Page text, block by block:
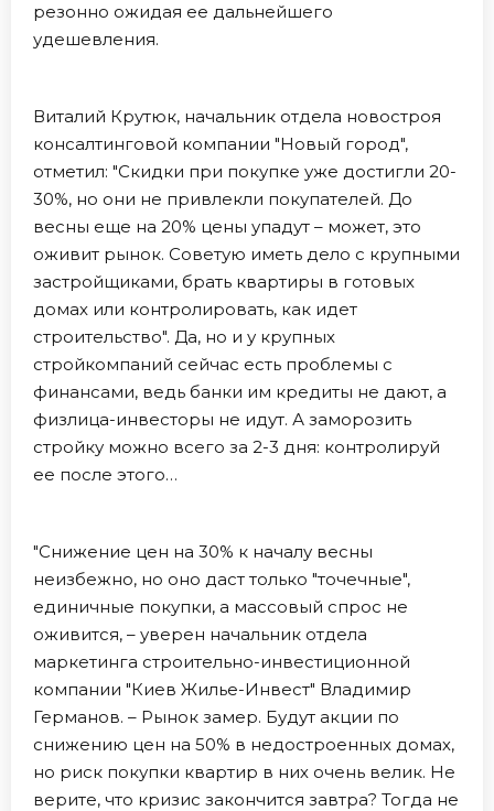
резонно ожидая ее дальнейшего
удешевления.
Виталий Крутюк, начальник отдела новостроя
консалтинговой компании "Новый город",
отметил: "Скидки при покупке уже достигли 20-
30%, но они не привлекли покупателей. До
весны еще на 20% цены упадут – может, это
оживит рынок. Советую иметь дело с крупными
застройщиками, брать квартиры в готовых
домах или контролировать, как идет
строительство". Да, но и у крупных
стройкомпаний сейчас есть проблемы с
финансами, ведь банки им кредиты не дают, а
физлица-инвесторы не идут. А заморозить
стройку можно всего за 2-3 дня: контролируй
ее после этого…
"Снижение цен на 30% к началу весны
неизбежно, но оно даст только "точечные",
единичные покупки, а массовый спрос не
оживится, – уверен начальник отдела
маркетинга строительно-инвестиционной
компании "Киев Жилье-Инвест" Владимир
Германов. – Рынок замер. Будут акции по
снижению цен на 50% в недостроенных домах,
но риск покупки квартир в них очень велик. Не
верите, что кризис закончится завтра? Тогда не